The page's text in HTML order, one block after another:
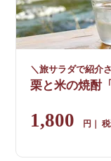
＼旅サラダで紹介
栗と米の焼酎
1,800